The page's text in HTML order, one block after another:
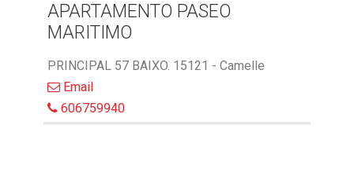
APARTAMENTO PASEO
MARITIMO
PRINCIPAL 57 BAIXO. 15121 - Camelle
Email
606759940